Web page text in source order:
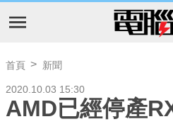
首頁 新聞
2020.10.03 15:30
AMD已經停產